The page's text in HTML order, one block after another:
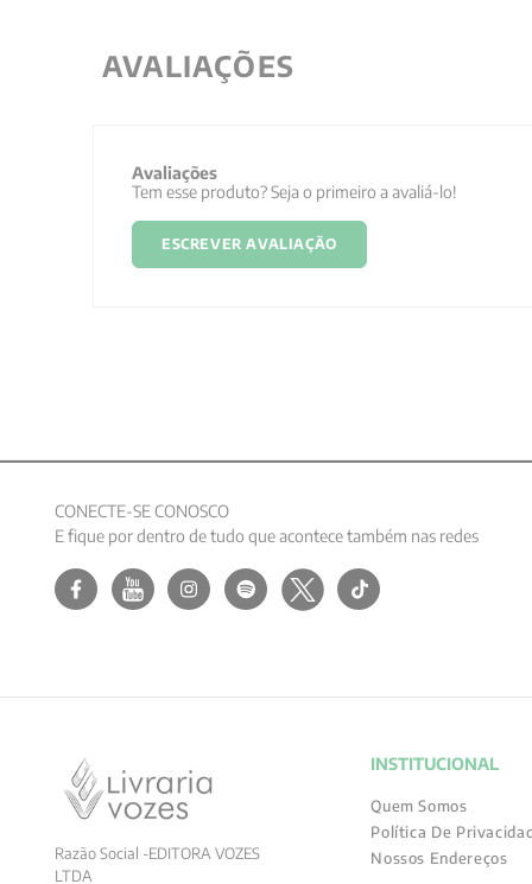
AVALIAÇÕES
Avaliações
Tem esse produto? Seja o primeiro a avaliá-lo!
ESCREVER AVALIAÇÃO
CONECTE-SE CONOSCO
E fique por dentro de tudo que acontece também nas redes
Razão Social -EDITORA VOZES
LTDA
INSTITUCIONAL
Quem Somos
Política De
Nossos Endereços